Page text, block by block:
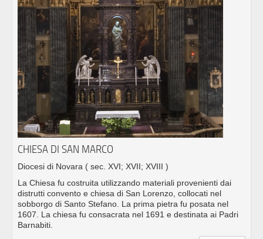
CHIESA DI SAN MARCO
Diocesi di Novara ( sec. XVI; XVII; XVIII )
La Chiesa fu costruita utilizzando materiali provenienti dai
distrutti convento e chiesa di San Lorenzo, collocati nel
sobborgo di Santo Stefano. La prima pietra fu posata nel
1607. La chiesa fu consacrata nel 1691 e destinata ai Padri
Barnabiti.